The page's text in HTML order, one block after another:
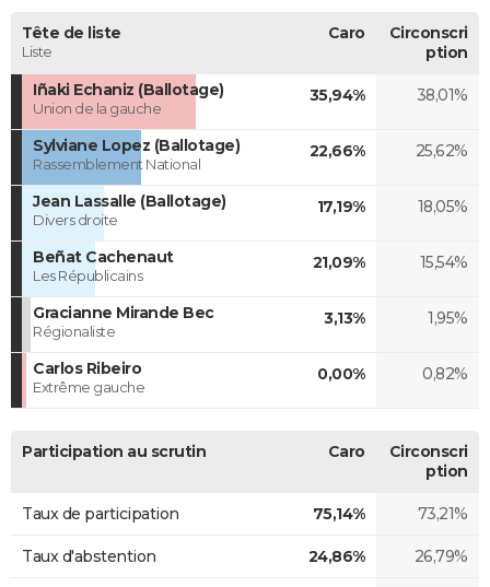
Tête de liste
Liste
Caro
Circonscri
ption
Iñaki Echaniz (Ballotage)
Union de la gauche
35,94% 38,01%
Sylviane Lopez (Ballotage)
Rassemblement National
22,66% 25,62%
Jean Lassalle (Ballotage)
Divers droite
17,19% 18,05%
Beñat Cachenaut
Les Républicains
21,09% 15,54%
Gracianne Mirande Bec
Régionaliste
3,13% 1,95%
Carlos Ribeiro
Extrême gauche
0,00% 0,82%
Participation au scrutin Caro
Circonscri
ption
Taux de participation 75,14% 73,21%
Taux d'abstention 24,86% 26,79%